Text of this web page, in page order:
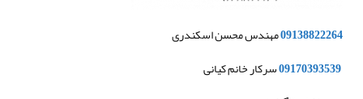
09138822264مهندس محسن اسکندری
09170393539سرکار خانم کیانی